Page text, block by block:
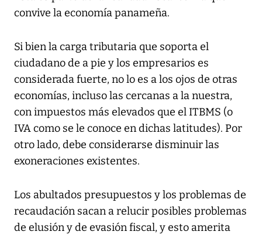
convive la economía panameña.
Si bien la carga tributaria que soporta el
ciudadano de a pie y los empresarios es
considerada fuerte, no lo es a los ojos de otras
economías, incluso las cercanas a la nuestra,
con impuestos más elevados que el ITBMS (o
IVA como se le conoce en dichas latitudes). Por
otro lado, debe considerarse disminuir las
exoneraciones existentes.
Los abultados presupuestos y los problemas de
recaudación sacan a relucir posibles problemas
de elusión y de evasión fiscal, y esto amerita